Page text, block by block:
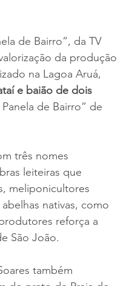
de Bairro”, da TV
da produção
na Lagoa Aruá,
e baião de dois
de Bairro” de
três nomes
leiteiras que
meliponicultores
nativas, como
reforça a
São João.
também